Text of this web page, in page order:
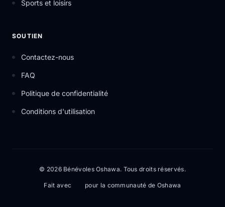
Sports et loisirs
SOUTIEN
Contactez-nous
FAQ
Politique de confidentialité
Conditions d'utilisation
© 2026 Bénévoles Oshawa. Tous droits réservés.
Fait avec pour la communauté de Oshawa